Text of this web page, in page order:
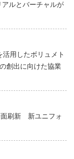
ルとバーチャルが
用したボリュメト
創出に向けた協業
面刷新 新ユニフォ